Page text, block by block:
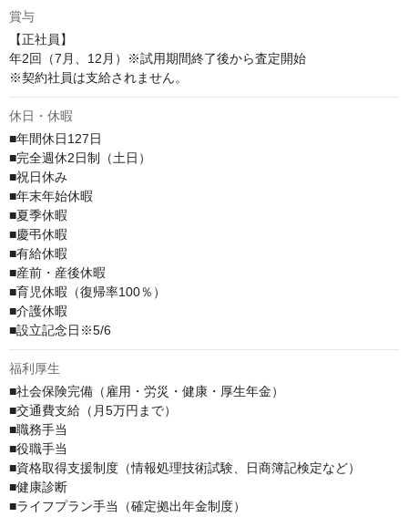
賞与
【正社員】
年2回（7月、12月）※試用期間終了後から査定開始
※契約社員は支給されません。
休日・休暇
■年間休日127日
■完全週休2日制（土日）
■祝日休み
■年末年始休暇
■夏季休暇
■慶弔休暇
■有給休暇
■産前・産後休暇
■育児休暇（復帰率100％）
■介護休暇
■設立記念日※5/6
福利厚生
■社会保険完備（雇用・労災・健康・厚生年金）
■交通費支給（月5万円まで）
■職務手当
■役職手当
■資格取得支援制度（情報処理技術試験、日商簿記検定など）
■健康診断
■ライフプラン手当（確定拠出年金制度）